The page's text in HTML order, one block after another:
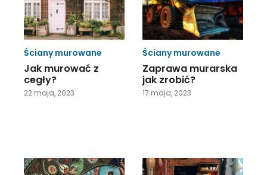
Ściany murowane
Jak murować z
cegły?
22 maja, 2023
Ściany murowane
Zaprawa murarska
jak zrobić?
17 maja, 2023